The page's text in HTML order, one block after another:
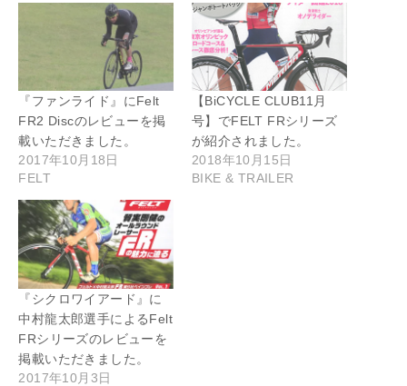
『ファンライド』にFelt
FR2 Discのレビューを掲
載いただきました。
2017年10月18日
FELT
【BiCYCLE CLUB11月
号】でFELT FRシリーズ
が紹介されました。
2018年10月15日
BIKE & TRAILER
『シクロワイアード』に
中村龍太郎選手によるFelt
FRシリーズのレビューを
掲載いただきました。
2017年10月3日